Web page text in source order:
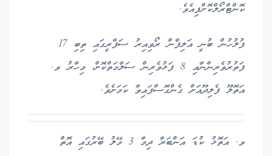
ކޮންޓްރޯލްކޮށްފިއެވެ.
ފުލުހުން ބުނީ އަލިފާން ރޯވިއިރު ސަފާރީގައި ތިބި 17
ފަތުރުވެރިންނާއި 8 ފަޅުވެރިން ސަލާމަތްކޮށް، މިހާރު ވ.
އަތޮލޫ ފެލިދޫއަށް ގެންގޮސްފައިވާ ކަމަށެވެ.
ވ. އަތޮޅު ކުޑަ އަންބަރާ ދިމާ 3 މޭލު ބޭރުގައި އޮތް